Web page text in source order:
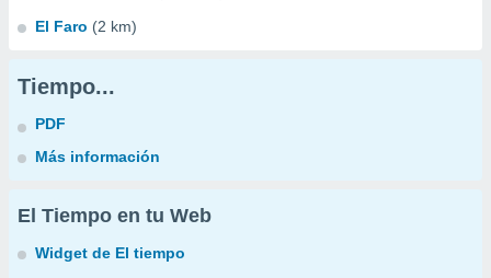
El Faro (2 km)
Tiempo...
PDF
Más información
El Tiempo en tu Web
Widget de El tiempo